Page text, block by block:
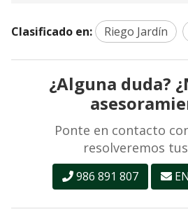
Clasificado en: Riego Jardín
¿Alguna duda?
Ponte en contacto
resolveremos
986 891 807